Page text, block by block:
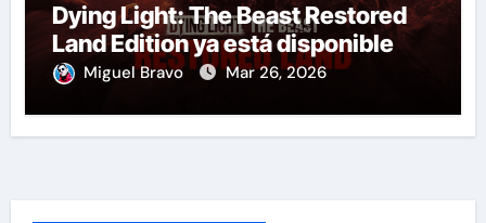
Dying Light: The Beast Restored
Land Edition ya está disponible
Miguel Bravo Mar 26, 2026